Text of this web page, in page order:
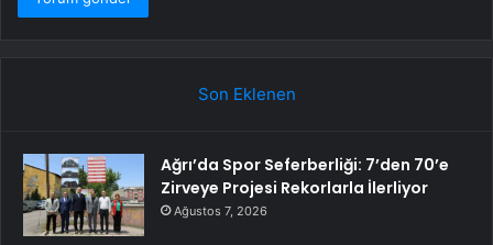
Son Eklenen
Ağrı’da Spor Seferberliği: 7’den 70’e
Zirveye Projesi Rekorlarla İlerliyor
Ağustos 7, 2026